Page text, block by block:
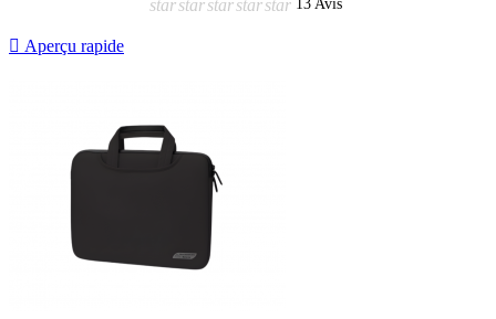
starstarstarstarstar 13 Avis
 Aperçu rapide